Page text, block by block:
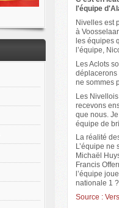
l'équipe
Nivelles est
à
les équipes
l’équipe,
Les Aclots
déplacerons
ne sommes
Les
recevons
que nous.
équipe de
La réalité
L’équipe
Michaël
Francis
l’équipe
nationale 1
Source :